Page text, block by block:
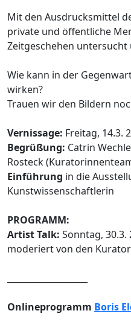
Mit den Ausdrucksmittel
private und öffentliche
Zeitgeschehen
Wie kann in der
wirken?
Trauen wir den Bildern
Vernissage: Freitag, 14.3.
Begrüßung: Catrin
Rosteck
Einführung in die
Kunstwissenschaftlerin
PROGRAMM:
Artist Talk: Sonntag, 30.3.
moderiert von den
Onlineprogramm Boris